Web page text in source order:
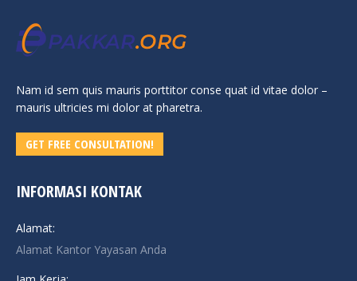
Nam id sem quis mauris porttitor conse quat id vitae dolor –
mauris ultricies mi dolor at pharetra.
GET FREE CONSULTATION!
INFORMASI KONTAK
Alamat:
Alamat Kantor Yayasan Anda